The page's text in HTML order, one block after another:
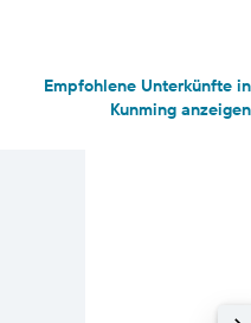
Empfohlene Unterkünfte in
Kunming anzeigen